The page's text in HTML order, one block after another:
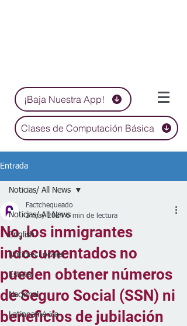
¡Baja Nuestra App!
Clases de Computación Básica
Entrada
Noticias/ All News
English
Noticias Locales
Estatal
Nacional
Latinoamérica
Noticias/ All News
No, los inmigrantes
indocumentados no
pueden obtener números
de Seguro Social (SSN) ni
beneficios de jubilación
Factchequeado
3 may 2024 6 min de lectura